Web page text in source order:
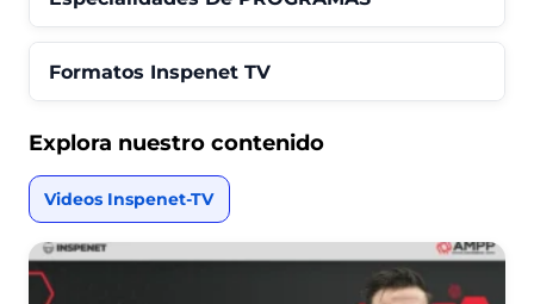
Formatos Inspenet TV
Explora nuestro contenido
Videos Inspenet-TV